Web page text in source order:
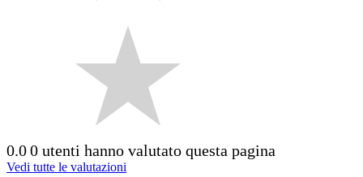
0.00 utenti hanno valutato questa pagina
Vedi tutte le valutazioni